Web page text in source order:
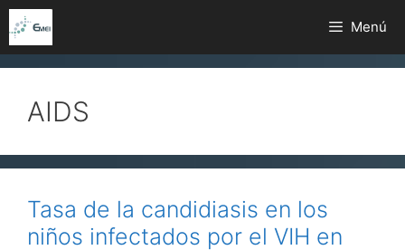
Saltar
al
contenido
Menú
AIDS
Tasa de la candidiasis en los
niños infectados por el VIH en